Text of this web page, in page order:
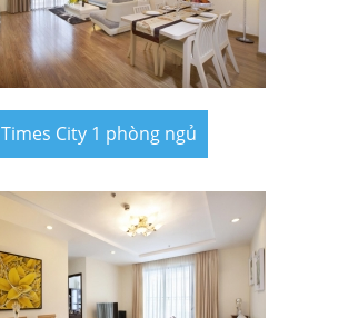
Times City 1 phòng ngủ